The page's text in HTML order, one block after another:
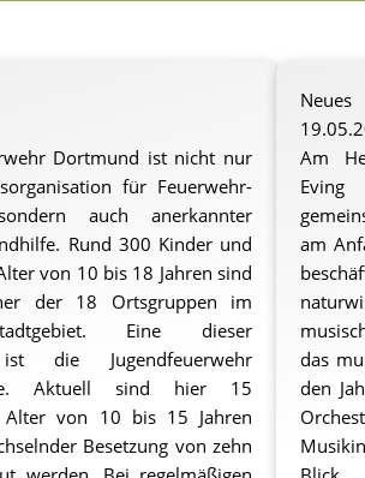
Dortmund ist nicht nur
für Feuerwehr-
auch anerkannter
Rund 300 Kinder und
von 10 bis 18 Jahren sind
der 18 Ortsgruppen im
Eine dieser
die Jugendfeuerwehr
Aktuell sind hier 15
Alter von 10 bis 15 Jahren
Besetzung von zehn
Neues
Am
Eving
am
das
den